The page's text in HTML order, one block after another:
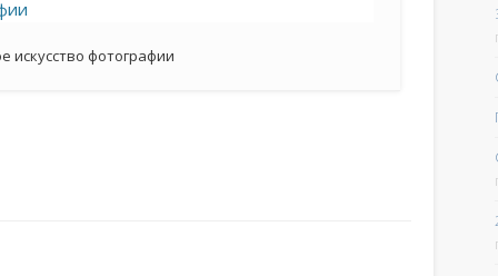
искусство фотографии